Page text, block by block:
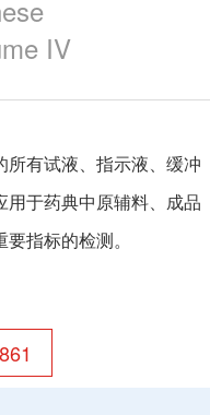
IV
有试液、指示液、缓冲
于药典中原辅料、成品
指标的检测。